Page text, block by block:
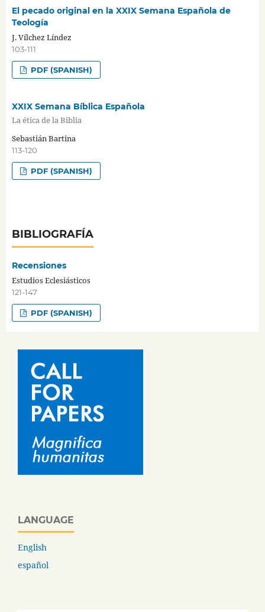
El pecado original en la XXIX Semana Española de
Teología
J. Vílchez Líndez
103-111
PDF (SPANISH)
XXIX Semana Bíblica Española
La ética de la Biblia
Sebastián Bartina
113-120
PDF (SPANISH)
BIBLIOGRAFÍA
Recensiones
Estudios Eclesiásticos
121-147
PDF (SPANISH)
LANGUAGE
English
español